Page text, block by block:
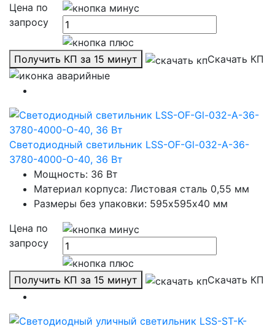
Цена по
запросу
Получить КП за 15 минут Скачать КП
Светодиодный светильник LSS-OF-Gl-032-A-36-
3780-4000-O-40, 36 Вт
Мощность: 36 Вт
Материал корпуса: Листовая сталь 0,55 мм
Размеры без упаковки: 595х595х40 мм
Цена по
запросу
Получить КП за 15 минут Скачать КП